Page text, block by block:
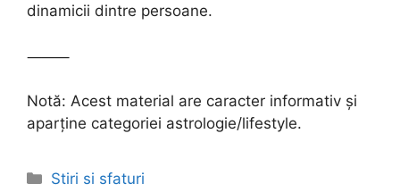
dinamicii dintre persoane.
⸻
Notă: Acest material are caracter informativ și
aparține categoriei astrologie/lifestyle.
Categories
Stiri si sfaturi